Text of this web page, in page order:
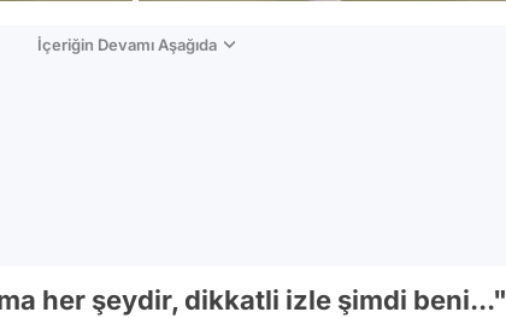
İçeriğin Devamı Aşağıda
her şeydir, dikkatli izle şimdi beni..."